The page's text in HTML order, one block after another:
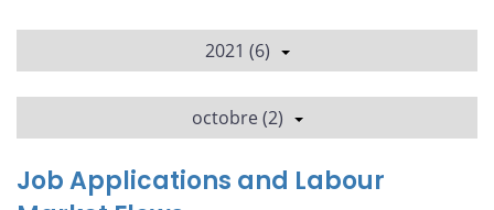
2021 (6)
octobre (2)
Job Applications and Labour